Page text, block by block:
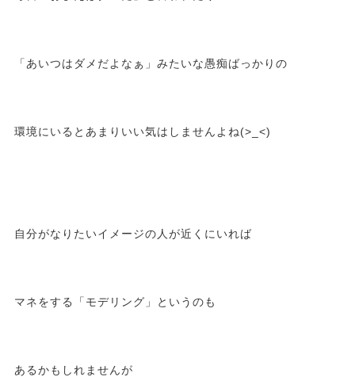
「あいつはダメだよなぁ」みたいな愚痴ばっかりの
環境にいるとあまりいい気はしませんよね(>_<)
自分がなりたいイメージの人が近くにいれば
マネをする「モデリング」というのも
あるかもしれませんが